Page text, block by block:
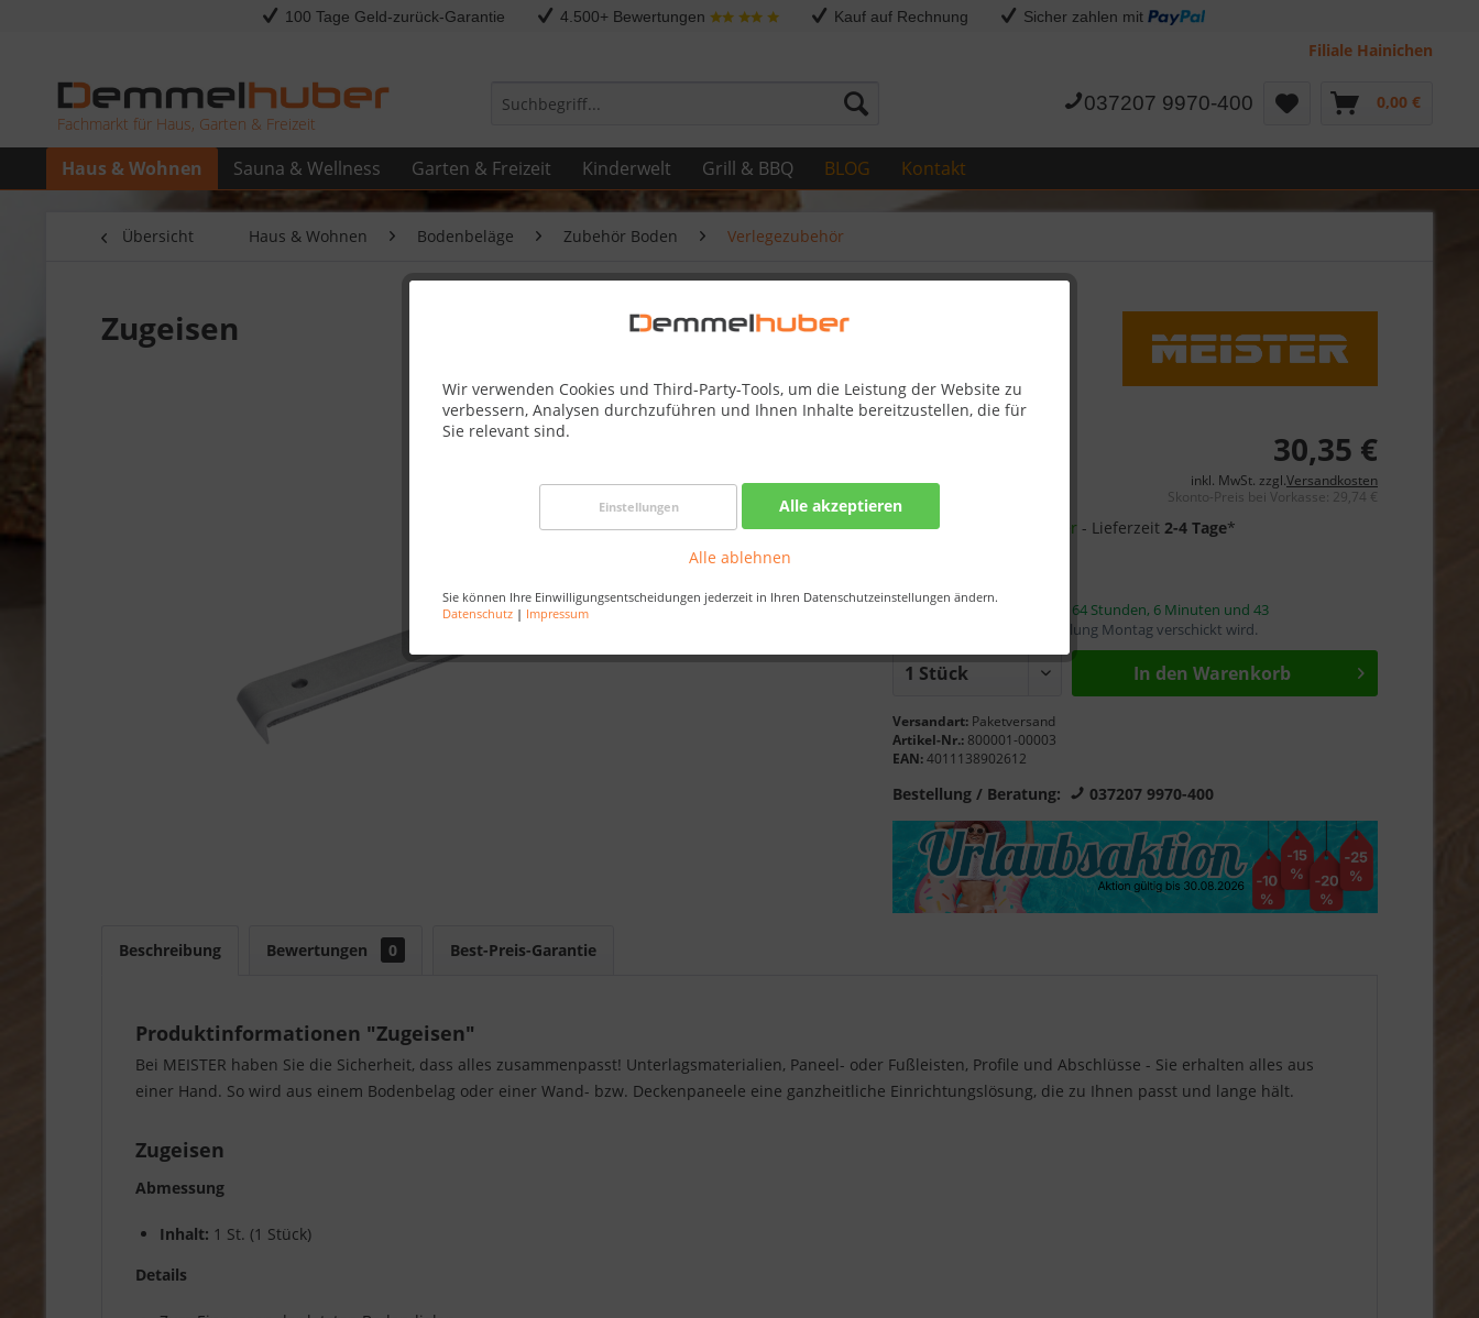
100 Tage Geld-zurück-Garantie 4.500+ Bewertungen Kauf auf Rechnung Sicher zahlen mit
Filiale Hainichen
Fachmarkt für Haus, Garten & Freizeit
037207 9970-400 0,00 €
Haus & Wohnen Sauna & Wellness Garten & Freizeit Kinderwelt Grill & BBQ BLOG Kontakt
Wir verwenden Cookies und Third-Party-Tools, um die Leistung der Website zu
verbessern, Analysen durchzuführen und Ihnen Inhalte bereitzustellen, die für
Sie relevant sind.
Einstellungen Alle akzeptieren
Alle ablehnen
Sie können Ihre Einwilligungsentscheidungen jederzeit in Ihren Datenschutzeinstellungen ändern.
Datenschutz | Impressum
Übersicht Haus & Wohnen Bodenbeläge Zubehör Boden Verlegezubehör
Zugeisen
30,35 €
inkl. MwSt. zzgl.Versandkosten
Skonto-Preis bei Vorkasse: 29,74 €
Nur noch 11 auf Lager - Lieferzeit2-4 Tage*
Bestellen Sie innerhalb von 64 Stunden, 6 Minuten und 43
, damit die Bestellung Montag verschickt wird.
In den Warenkorb
Versandart: Paketversand
Artikel-Nr.: 800001-00003
EAN:4011138902612
Bestellung / Beratung: 037207 9970-400
Beschreibung Bewertungen 0 Best-Preis-Garantie
Produktinformationen "Zugeisen"
Bei MEISTER haben Sie die Sicherheit, dass alles zusammenpasst! Unterlagsmaterialien, Paneel- oder Fußleisten, Profile und Abschlüsse - Sie erhalten alles aus
einer Hand. So wird aus einem Bodenbelag oder einer Wand- bzw. Deckenpaneele eine ganzheitliche Einrichtungslösung, die zu Ihnen passt und lange hält.
Zugeisen
Abmessung
Inhalt: 1 St. (1 Stück)
Details